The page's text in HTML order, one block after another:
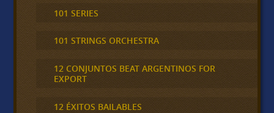
101 SERIES
101 STRINGS ORCHESTRA
12 CONJUNTOS BEAT ARGENTINOS FOR
EXPORT
12 ÉXITOS BAILABLES